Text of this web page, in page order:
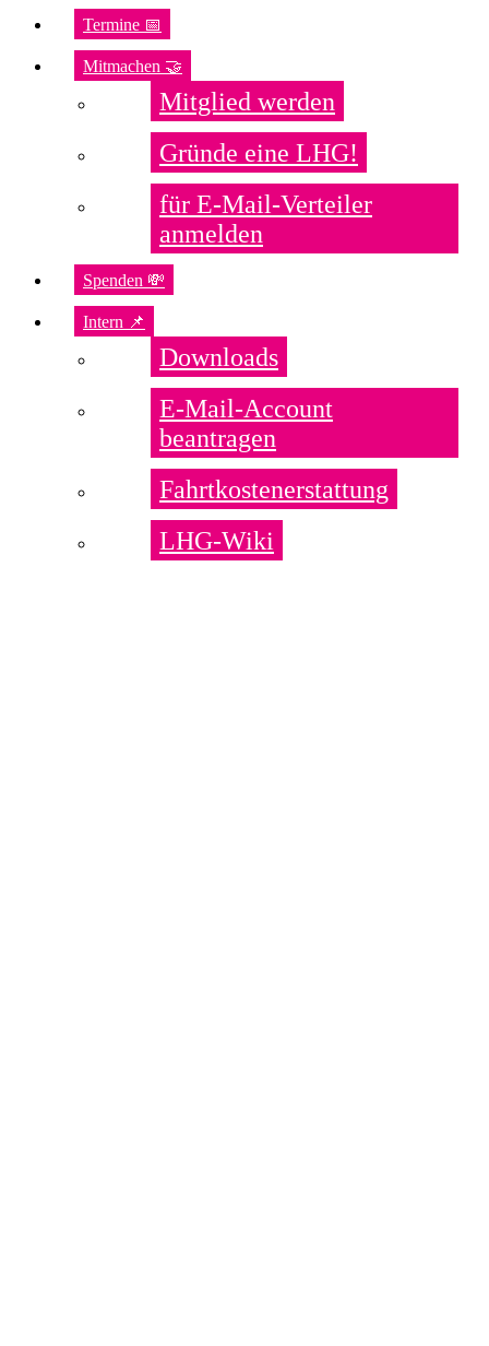
Termine 📅
Mitmachen 🤝
Mitglied werden
Gründe eine LHG!
für E-Mail-Verteiler
anmelden
Spenden 💸
Intern 📌
Downloads
E-Mail-Account
beantragen
Fahrtkostenerstattung
LHG-Wiki